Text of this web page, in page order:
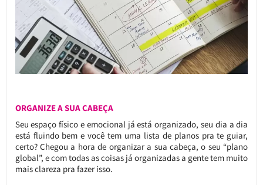
ORGANIZE A SUA CABEÇA
Seu espaço físico e emocional já está organizado, seu dia a dia
está fluindo bem e você tem uma lista de planos pra te guiar,
certo? Chegou a hora de organizar a sua cabeça, o seu “plano
global”, e com todas as coisas já organizadas a gente tem muito
mais clareza pra fazer isso.